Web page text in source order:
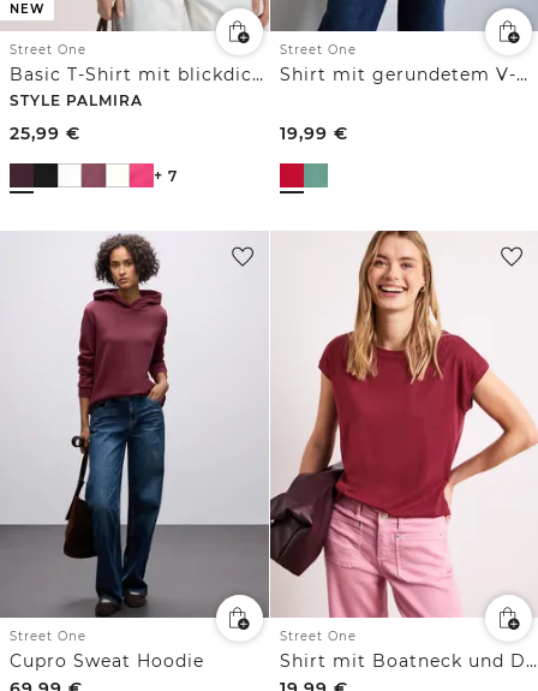
NEW
Street One
Basic T-Shirt mit blickdichter Front
STYLE PALMIRA
25,99 €
+ 7
Street One
Shirt mit gerundetem V-Neck
19,99 €
Street One
Cupro Sweat Hoodie
Street One
Shirt mit Boatneck und Deko-Detail